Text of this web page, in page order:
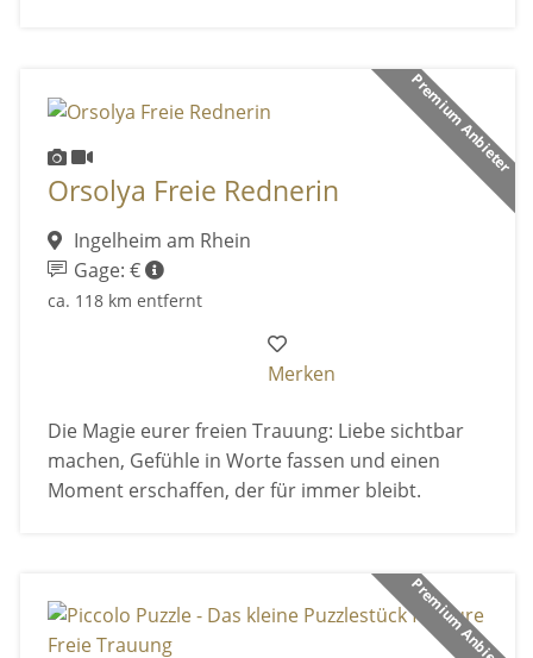
Premium Anbieter
Orsolya Freie Rednerin
Ingelheim am Rhein
Gage: €
ca. 118 km entfernt
Merken
Die Magie eurer freien Trauung: Liebe sichtbar
machen, Gefühle in Worte fassen und einen
Moment erschaffen, der für immer bleibt.
Premium Anbieter